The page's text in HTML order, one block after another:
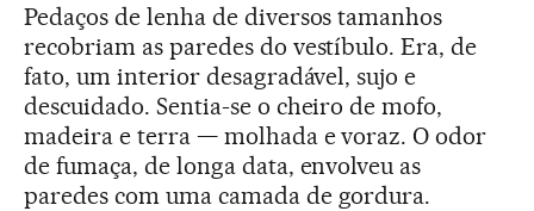
Pedaços de lenha de diversos tamanhos
recobriam as paredes do vestíbulo. Era, de
fato, um interior desagradável, sujo e
descuidado. Sentia-se o cheiro de mofo,
madeira e terra — molhada e voraz. O odor
de fumaça, de longa data, envolveu as
paredes com uma camada de gordura.